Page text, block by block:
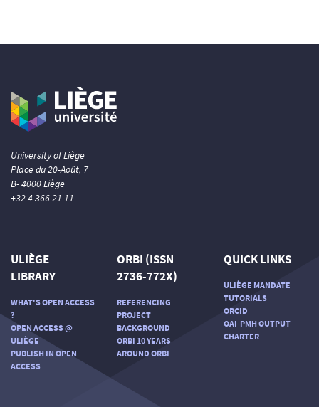
University of Liège
Place du 20-Août, 7
B- 4000 Liège
+32 4 366 21 11
ULIÈGE
LIBRARY
WHAT'S OPEN ACCESS
?
OPEN ACCESS @
ULIÈGE
PUBLISH IN OPEN
ACCESS
ORBI (ISSN
2736-772X)
REFERENCING
PROJECT
BACKGROUND
ORBI 10 YEARS
AROUND ORBI
QUICK LINKS
ULIÈGE MANDATE
TUTORIALS
ORCID
OAI-PMH OUTPUT
CHARTER